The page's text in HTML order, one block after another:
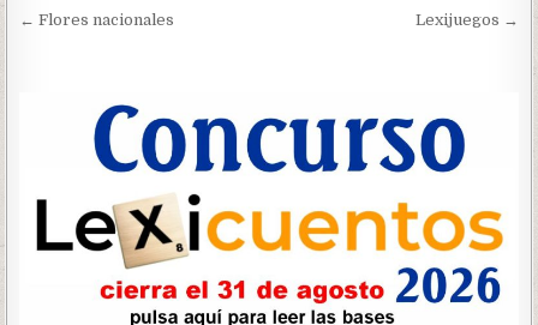
Navegación
← Flores nacionales Lexijuegos →